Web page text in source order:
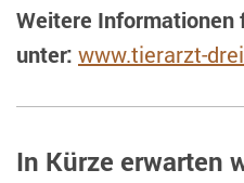
Weitere Informationen
unter: www.tierarzt-
In Kürze erwarten